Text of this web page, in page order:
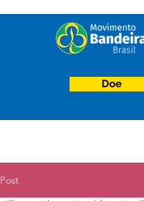
Doe
Post